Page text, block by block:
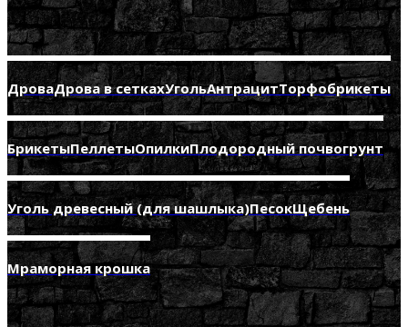
ДроваДрова в сеткахУгольАнтрацитТорфобрикеты
БрикетыПеллетыОпилкиПлодородный почвогрунт
Уголь древесный (для шашлыка)ПесокЩебень
Мраморная крошка